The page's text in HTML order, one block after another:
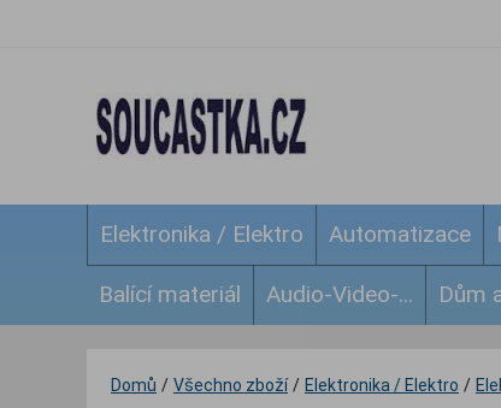
Elektronika / Elektro Automatizace
Balící materiál Audio-Video-... Dům
Domů / Všechno zboží / Elektronika / Elektro /